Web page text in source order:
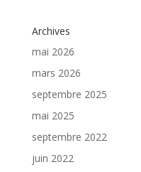
Archives
mai 2026
mars 2026
septembre 2025
mai 2025
septembre 2022
juin 2022